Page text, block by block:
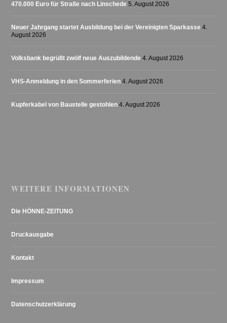
470.000 Euro für Straße nach Linschede 5. August 2026
Neuer Jahrgang startet Ausbildung bei der Vereinigten Sparkasse 4.
August 2026
Volksbank begrüßt zwölf neue Auszubildende 4. August 2026
VHS-Anmeldung in den Sommerferien 4. August 2026
Kupferkabel von Baustelle gestohlen 4. August 2026
WEITERE INFORMATIONEN
Die HÖNNE-ZEITUNG
Druckausgabe
Kontakt
Impressum
Datenschutzerklärung